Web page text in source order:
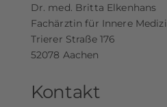
Dr. med. Britta Elkenhans
Fachärztin für Innere
Trierer Straße 176
52078 Aachen
Kontakt